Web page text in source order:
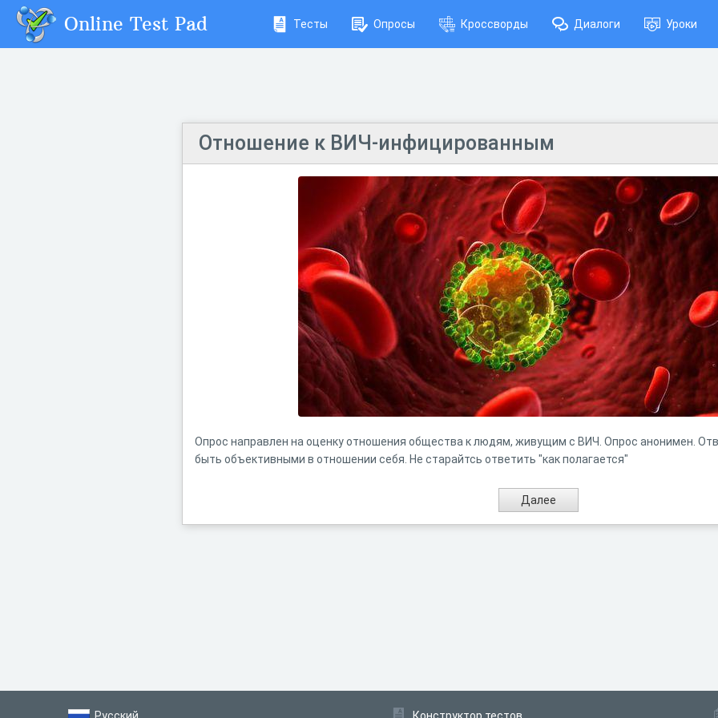
Online Test Pad Тесты Опросы Кроссворды Диалоги Уроки
Отношение к ВИЧ-инфицированным
Опрос направлен на оценку отношения общества к людям, живущим с ВИЧ. Опрос анонимен.
быть объективными в отношении себя. Не старайтсь ответить "как полагается"